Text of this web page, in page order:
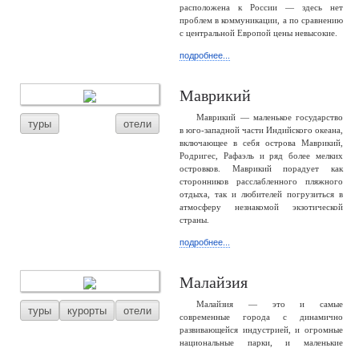
расположена к России — здесь нет
проблем в коммуникации, а по сравнению
с центральной Европой цены невысокие.
подробнее...
туры отели
Маврикий
Маврикий — маленькое государство
в юго-западной части Индийского океана,
включающее в себя острова Маврикий,
Родригес, Рафаэль и ряд более мелких
островков. Маврикий порадует как
сторонников расслабленного пляжного
отдыха, так и любителей погрузиться в
атмосферу незнакомой экзотической
страны.
подробнее...
туры курорты отели
Малайзия
Малайзия — это и самые
современные города с динамично
развивающейся индустрией, и огромные
национальные парки, и маленькие